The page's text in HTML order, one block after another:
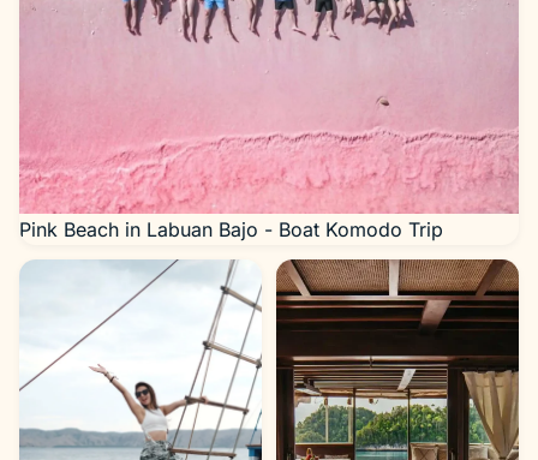
Pink Beach in Labuan Bajo - Boat Komodo Trip